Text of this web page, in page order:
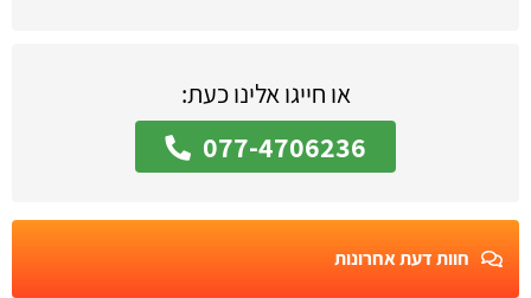
או חייגו אלינו כעת:
077-4706236
חוות דעת אחרונות